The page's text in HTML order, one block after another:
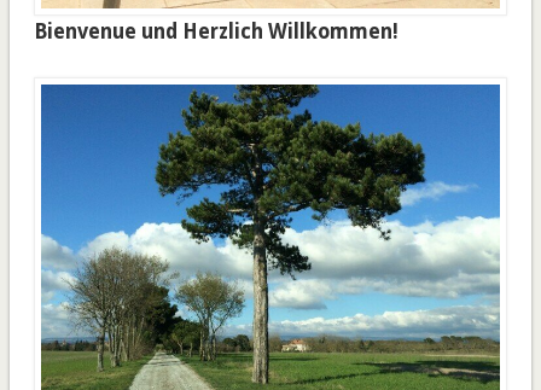
Bienvenue und Herzlich Willkommen!